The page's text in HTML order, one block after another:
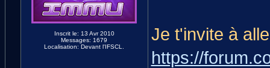
Inscrit le: 13 Avr 2010
Messages: 1679
Localisation: Devant l'IFSCL.
Je t'invite à
https://